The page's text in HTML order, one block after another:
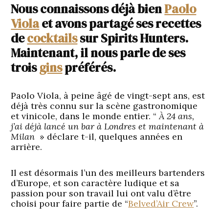
Nous connaissons déjà bienPaolo
Violaet avons partagé ses recettes
decocktailssur Spirits Hunters.
Maintenant, il nous parle de ses
troisginspréférés.
Paolo Viola, à peine âgé de vingt-sept ans, est
déjà très connu sur la scène gastronomique
et vinicole, dans le monde entier. “À 24 ans,
j’ai déjà lancé un bar à Londres et maintenant à
Milan » déclare t-il, quelques années en
arrière.
Il est désormais l’un des meilleurs bartenders
d’Europe, et son caractère ludique et sa
passion pour son travail lui ont valu d’être
choisi pour faire partie de “Belved’Air Crew”.